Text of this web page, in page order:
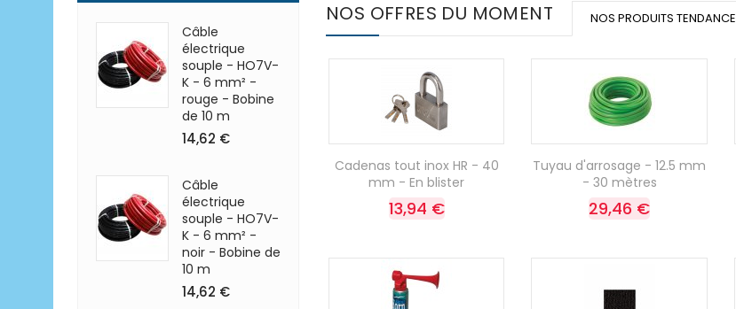
Câble
électrique
souple - HO7V-
K - 6 mm² -
rouge - Bobine
de 10 m
14,62 €
Câble
électrique
souple - HO7V-
K - 6 mm² -
noir - Bobine de
10 m
14,62 €
NOS OFFRES DU MOMENT NOS PRODUITS TENDANCE
Cadenas tout inox HR - 40
mm - En blister
13,94 €
Tuyau d'arrosage - 12.5 mm
- 30 mètres
29,46 €